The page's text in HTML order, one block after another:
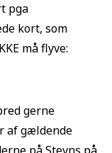
pga
kort, som
må flyve:
gerne
af gældende